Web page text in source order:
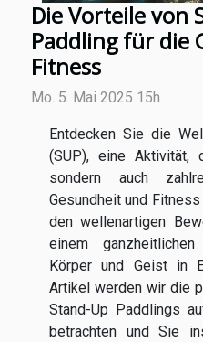
Die Vorteile von
Paddling für die
Fitness
Mo. 5. Mai 2025 15h
Entdecken Sie die
(SUP), eine Aktivität,
sondern auch
Gesundheit und
den wellenartigen
einem
Körper und Geist in
Artikel werden wir die
Stand-Up Paddlings
betrachten und Sie